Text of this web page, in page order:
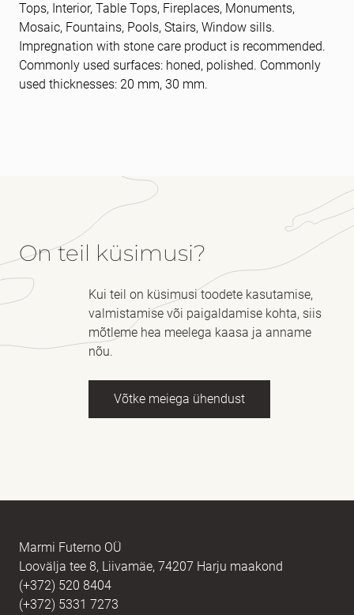
Tops, Interior, Table Tops, Fireplaces, Monuments,
Mosaic, Fountains, Pools, Stairs, Window sills.
Impregnation with stone care product is recommended.
Commonly used surfaces: honed, polished. Commonly
used thicknesses: 20 mm, 30 mm.
On teil küsimusi?
Kui teil on küsimusi toodete kasutamise,
valmistamise või paigaldamise kohta, siis
mõtleme hea meelega kaasa ja anname
nõu.
Võtke meiega ühendust
Sõnum
Marmi Futerno OÜ
Loovälja tee 8, Liivamäe, 74207 Harju maakond
(+372) 520 8404
(+372) 5331 7273